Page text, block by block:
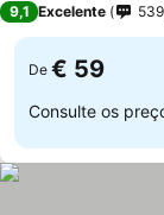
9,1 Excelente 539
De € 59
Consulte os